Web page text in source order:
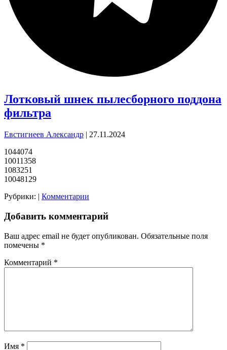
Лотковый шнек пылесборного поддона
фильтра
Евстигнеев Александр | 27.11.2024
1044074
10011358
1083251
10048129
Рубрики: | Комментарии
Добавить комментарий
Ваш адрес email не будет опубликован. Обязательные поля
помечены *
Комментарий *
Имя *